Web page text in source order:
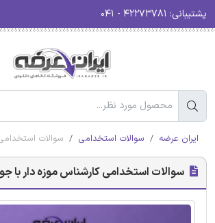
پشتیبانی:
ایران عرضه سوالات استخدامی سوالات
سوالات استخدامی کارشناس موزه دار با